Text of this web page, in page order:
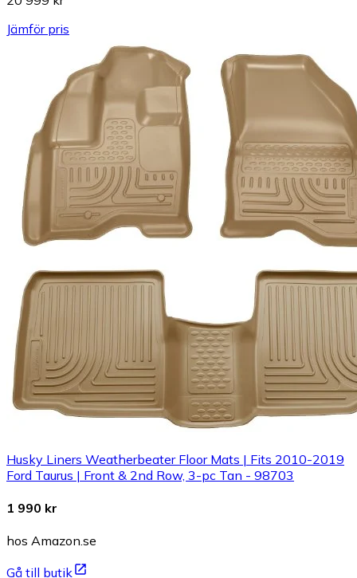
Jämför pris
Husky Liners Weatherbeater Floor Mats | Fits 2010-2019
Ford Taurus | Front & 2nd Row, 3-pc Tan - 98703
1 990 kr
hos Amazon.se
Gå till butik